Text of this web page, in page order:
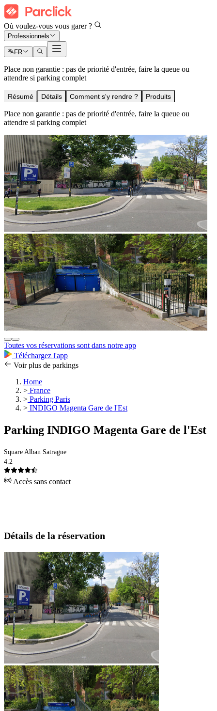
Où voulez-vous vous garer ?
Professionnels
FR
Place non garantie : pas de priorité d'entrée, faire la queue ou
attendre si parking complet
Résumé Détails Comment s'y rendre ? Produits
Place non garantie : pas de priorité d'entrée, faire la queue ou
attendre si parking complet
Toutes vos réservations sont dans notre app
Téléchargez l'app
Voir plus de parkings
Home
> France
> Parking Paris
> INDIGO Magenta Gare de l'Est
Parking INDIGO Magenta Gare de l'Est
Square Alban Satragne
4.2
Accès sans contact
Détails de la réservation